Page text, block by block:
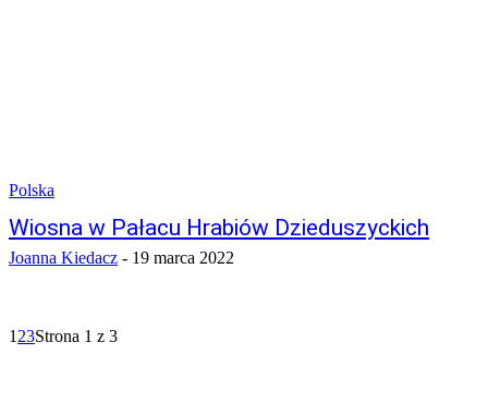
Polska
Wiosna w Pałacu Hrabiów Dzieduszyckich
Joanna Kiedacz - 19 marca 2022
1 23Strona 1 z 3